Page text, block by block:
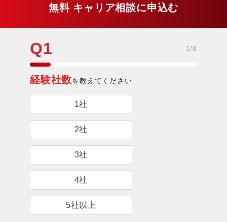
無料 キャリア相談に申込む
Q1 1/8
経験社数を教えてください
1社
2社
3社
4社
5社以上